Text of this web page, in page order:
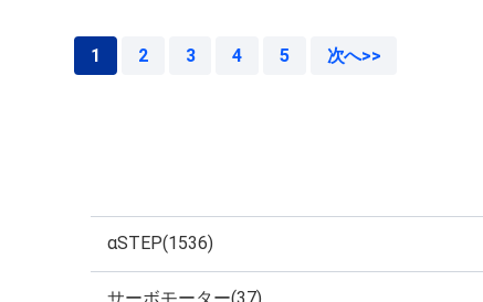
1 2 3 4 5 次へ>>
αSTEP(1536)